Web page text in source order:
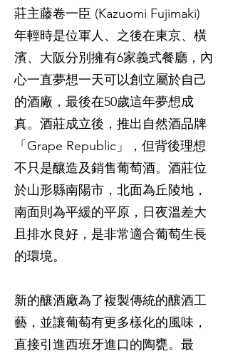
莊主藤卷一臣 (Kazuomi Fujimaki)
年輕時是位軍人、之後在東京、橫
濱、大阪分別擁有6家義式餐廳，內
心一直夢想一天可以創立屬於自己
的酒廠，最後在50歲這年夢想成
真。酒莊成立後，推出自然酒品牌
「Grape Republic」，但背後理想
不只是釀造及銷售葡萄酒。酒莊位
於山形縣南陽市，北面為丘陵地，
南面則為平緩的平原，日夜溫差大
且排水良好，是非常適合葡萄生長
的環境。
新的釀酒廠為了複製傳統的釀酒工
藝，並讓葡萄有更多樣化的風味，
直接引進西班牙進口的陶甕。最